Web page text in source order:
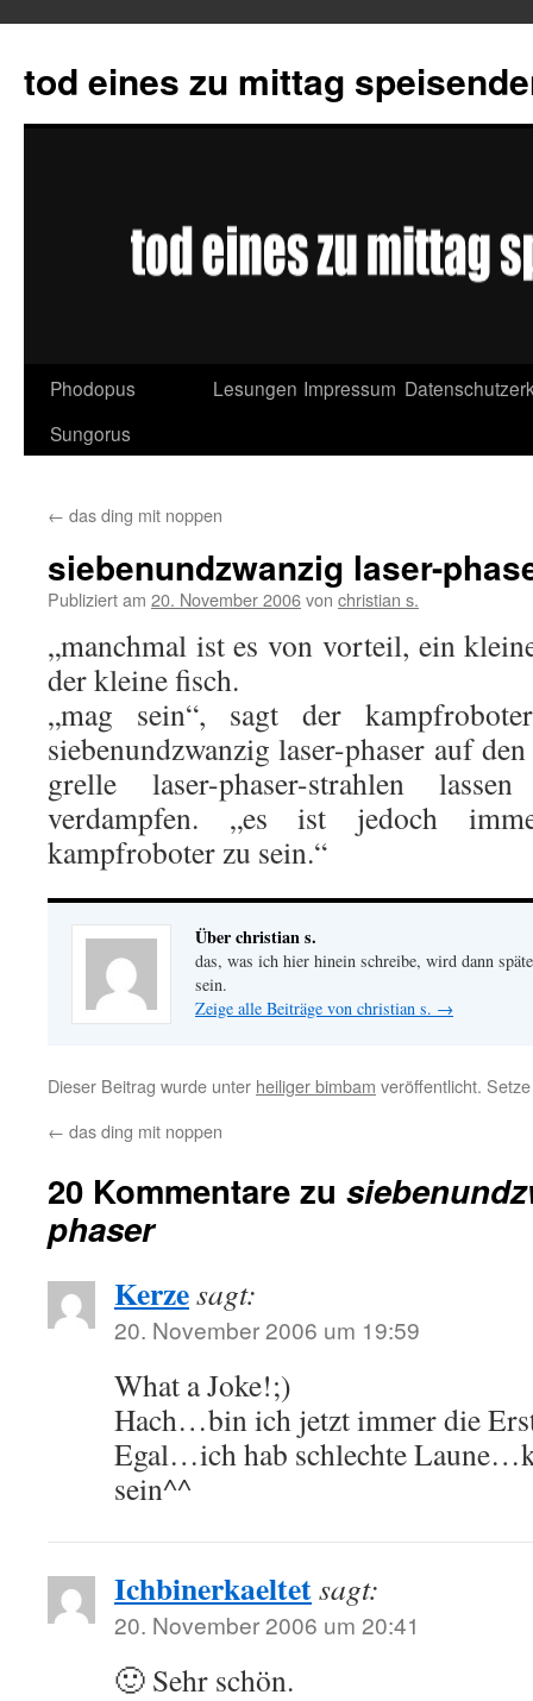
tod eines zu mittag
Springe
zum
Phodopus
Sungorus
Lesungen Impressum
← das ding mit noppen
siebenundzwanzig laser-
Publiziert am 20. November 2006von christian s.
„manchmal ist es von vorteil, ein
der kleine fisch.
„mag sein“, sagt der
siebenundzwanzig laser-phaser auf
grelle laser-phaser-strahlen
verdampfen. „es ist jedoch
kampfroboter zu sein.“
Über christian s.
das, was ich hier hinein schreibe, wird dann
sein.
Zeige alle Beiträge von christian s. →
Dieser Beitrag wurde unter heiliger bimbam veröffentlicht.
← das ding mit noppen
20 Kommentare zu
phaser
Kerzesagt:
20. November 2006 um 19:59
What a Joke!;)
Hach…bin ich jetzt immer die
Egal…ich hab schlechte
sein^^
Ichbinerkaeltetsagt:
20. November 2006 um 20:41
🙂 Sehr schön.